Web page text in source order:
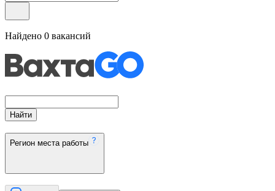
Найдено 0 вакансий
Найти
Регион места работы